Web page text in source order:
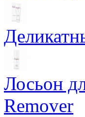
Лосьон
Remover